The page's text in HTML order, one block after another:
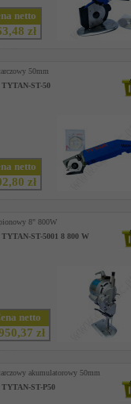
netto
zł
50mm
TYTAN-ST-50
netto
zł
8" 800W
TYTAN-ST-5001 8 800 W
netto
zł
akumulatorowy 50mm
TYTAN-ST-P50